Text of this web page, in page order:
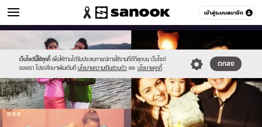
เข้าสู่ระบบสมาชิก
ข่าวบันเทิง หมวดอื่นๆ
เว็บไซต์นี้ใช้คุกกี้ เพื่อให้ท่านได้รับประสบการณ์การใช้งานที่ดีที่สุดบน เว็บไซต์
ของเรา โปรดศึกษาเพิ่มเติมที่ นโยบายความเป็นส่วนตัว และ นโยบายคุกกี้
ตกลง
//s.isanook.com/sr/0/images/logo-
new-
sanook.png
//s.isanook.com/ns/0/ud/261/1309276/6.jpg